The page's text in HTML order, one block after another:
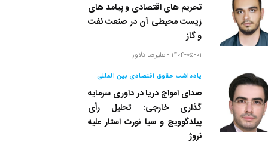
تحریم های اقتصادی و پیامد های
زیست محیطی آن در صنعت نفت
و گاز
۱۴۰۴-۰۵-۰۱ - علیرضا دلاور
یادداشت حقوق اقتصادی بین المللی
صدای امواج دریا در داوری سرمایه
گذاری خارجی: تحلیل رأی
پیلدگوویچ و سیا نورث استار علیه
نروژ